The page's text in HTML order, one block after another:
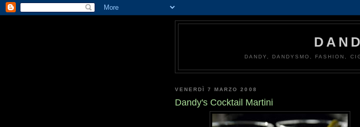
DANDY, DANDYSMO, FASHION,
VENERDÌ 7 MARZO 2008
Dandy's Cocktail Martini